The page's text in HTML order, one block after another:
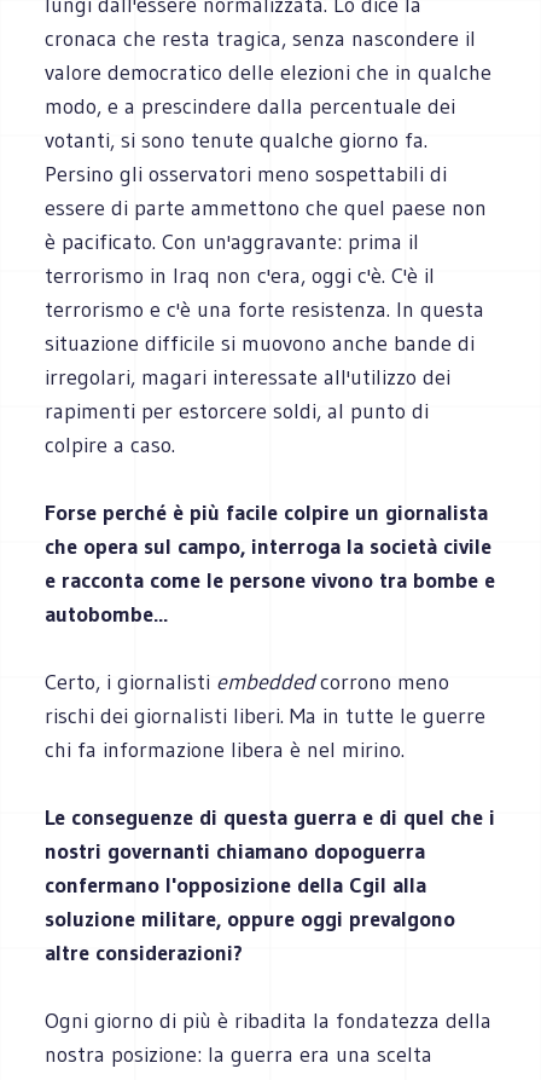
cronaca che resta tragica, senza nascondere il
valore democratico delle elezioni che in qualche
modo, e a prescindere dalla percentuale dei
votanti, si sono tenute qualche giorno fa.
Persino gli osservatori meno sospettabili di
essere di parte ammettono che quel paese non
è pacificato. Con un'aggravante: prima il
terrorismo in Iraq non c'era, oggi c'è. C'è il
terrorismo e c'è una forte resistenza. In questa
situazione difficile si muovono anche bande di
irregolari, magari interessate all'utilizzo dei
rapimenti per estorcere soldi, al punto di
colpire a caso.
Forse perché è più facile colpire un giornalista
che opera sul campo, interroga la società civile
e racconta come le persone vivono tra bombe e
autobombe...
Certo, i giornalisti embeddedcorrono meno
rischi dei giornalisti liberi. Ma in tutte le guerre
chi fa informazione libera è nel mirino.
Le conseguenze di questa guerra e di quel che i
nostri governanti chiamano dopoguerra
confermano l'opposizione della Cgil alla
soluzione militare, oppure oggi prevalgono
altre considerazioni?
Ogni giorno di più è ribadita la fondatezza della
nostra posizione: la guerra era una scelta